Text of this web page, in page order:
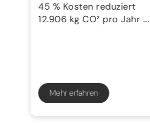
45 % Kosten reduziert
12.906 kg CO² pro Jahr ...
Mehr erfahren